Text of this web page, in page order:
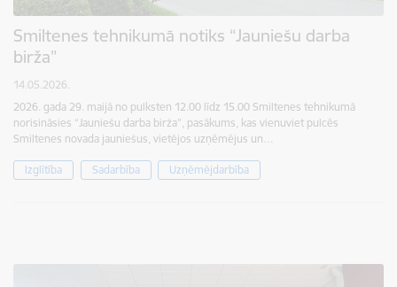
Smiltenes tehnikumā notiks “Jauniešu darba
birža”
14.05.2026.
2026. gada 29. maijā no pulksten 12.00 līdz 15.00 Smiltenes tehnikumā
norisināsies “Jauniešu darba birža”, pasākums, kas vienuviet pulcēs
Smiltenes novada jauniešus, vietējos uzņēmējus un…
Izglītība Sadarbība Uzņēmējdarbība